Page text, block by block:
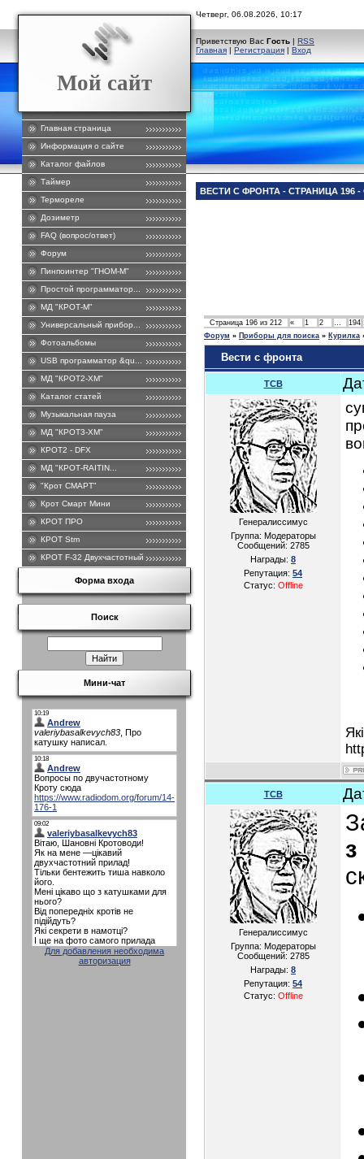
Мой сайт
Главная страница
Информация о сайте
Каталог файлов
Таймер
Термореле
Дозиметр
FAQ (вопрос/ответ)
Форум
Пинпоинтер "ГНОМ-М"
Простой программатор...
МД "КРОТ-М"
Универсальный прибор...
Фотоальбомы
USB программатор &qu...
МД "КРОТ2-ХМ"
Каталог статей
Музыкальная пауза
МД "КРОТ3-ХМ"
КРОТ2 - DFХ
МД "КРОТ-RAITIN...
"Крот СМАРТ"
Крот Смарт Мини
КРОТ ПРО
КРОТ Stm
КРОТ F-32 Двухчастотный .
Форма входа
Поиск
Мини-чат
Для добавления необходима
авторизация
Четверг, 06.08.2026, 10:17
Приветствую Вас Гость | RSS
Главная | Регистрация | Вход
ВЕСТИ С ФРОНТА - СТРАНИЦА 196
Страница 196 из 212 « 1 2 … 194
Форум » Приборы для поиска » Курилка
Вести с фронта
TCB
Генералиссимус
Группа: Модераторы
Сообщений: 2785
Награды: 8
Репутация: 54
Статус: Offline
TCB
Генералиссимус
Группа: Модераторы
Сообщений: 2785
Награды: 8
Репутация: 54
Статус: Offline
з